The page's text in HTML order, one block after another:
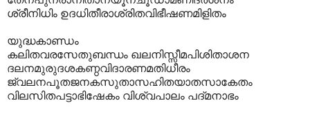
ശ്രീനിധിം ഉദധിതീരാശ്രിതവിഭീഷണമിളിതം
യുദ്ധകാണ്ഡം
കലിതവരസേതുബന്ധം ഖലനിസ്സീമപിശിതാശന
ദലനമുരുദശകണ്ഠവിദാരണമതിധീരം
ജ്വലനപൂതജനകസുതാസഹിതയാതസാകേതം
വിലസിതപട്ടാഭിഷേകം വിശ്വപാലം പദ്‌മനാഭം